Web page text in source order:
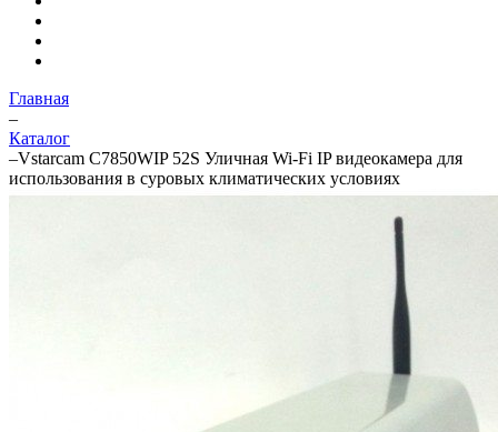
Главная
–
Каталог
–Vstarcam C7850WIP 52S Уличная Wi-Fi IP видеокамера для
использования в суровых климатических условиях